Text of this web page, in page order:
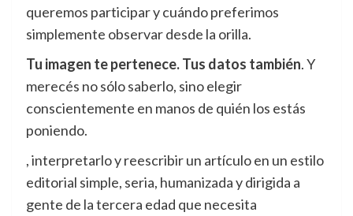
queremos participar y cuándo preferimos
simplemente observar desde la orilla.
Tu imagen te pertenece. Tus datos también. Y
merecés no sólo saberlo, sino elegir
conscientemente en manos de quién los estás
poniendo.
, interpretarlo y reescribir un artículo en un estilo
editorial simple, seria, humanizada y dirigida a
gente de la tercera edad que necesita